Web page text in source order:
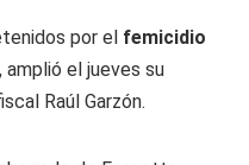
por el femicidio
, amplió el jueves su
Raúl Garzón.